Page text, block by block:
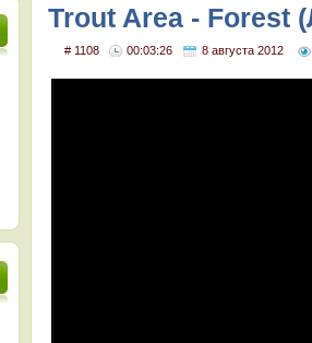
Trout Area -
# 1108 00:03:26 8 августа 2012